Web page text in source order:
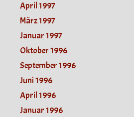
April 1997
März 1997
Januar 1997
Oktober 1996
September 1996
Juni 1996
April 1996
Januar 1996